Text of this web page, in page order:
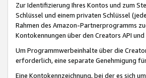
Zur Identifizierung Ihres Kontos und zum
Schlüssel und einem privaten Schlüssel
Rahmen des Amazon-Partnerprogramms
Kontokennungen über den Creators API
Um Programmwerbeinhalte über die
erforderlich, eine separate Genehmigung
Eine Kontokennzeichnung, bei der es sich